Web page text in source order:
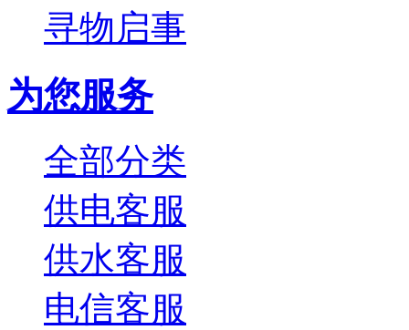
寻物启事
为您服务
全部分类
供电客服
供水客服
电信客服